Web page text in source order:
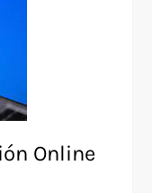
Online